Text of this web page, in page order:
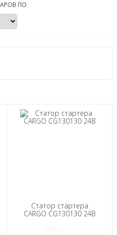
ПО
Статор стартера
CARGO CG130130 24В